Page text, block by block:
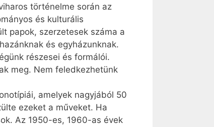
történelme során az
és kulturális
papok, szerzetesek száma a
és egyházunknak.
részesei és formálói.
meg. Nem feledkezhetünk
amelyek nagyjából 50
ezeket a műveket. Ha
Az 1950-es, 1960-as évek